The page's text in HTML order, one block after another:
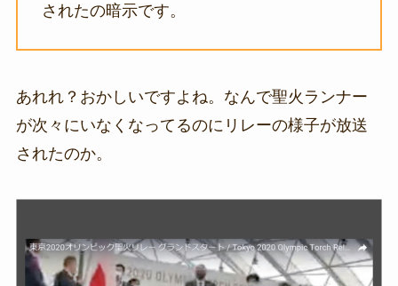
されたの暗示です。
あれれ？おかしいですよね。なんで聖火ランナー
が次々にいなくなってるのにリレーの様子が放送
されたのか。